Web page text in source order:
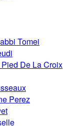
Tomei
De La Croix
Perez